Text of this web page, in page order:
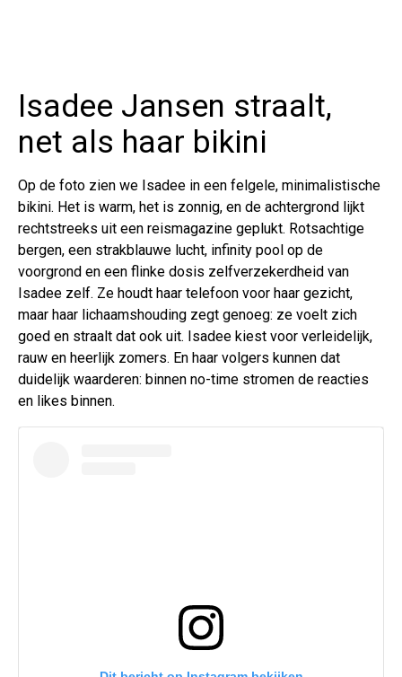
Isadee Jansen straalt,
net als haar bikini
Op de foto zien we Isadee in een felgele, minimalistische
bikini. Het is warm, het is zonnig, en de achtergrond lijkt
rechtstreeks uit een reismagazine geplukt. Rotsachtige
bergen, een strakblauwe lucht, infinity pool op de
voorgrond en een flinke dosis zelfverzekerdheid van
Isadee zelf. Ze houdt haar telefoon voor haar gezicht,
maar haar lichaamshouding zegt genoeg: ze voelt zich
goed en straalt dat ook uit. Isadee kiest voor verleidelijk,
rauw en heerlijk zomers. En haar volgers kunnen dat
duidelijk waarderen: binnen no-time stromen de reacties
en likes binnen.